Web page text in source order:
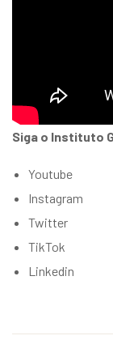
Siga o Instituto
Youtube
Instagram
Twitter
TikTok
Linkedin